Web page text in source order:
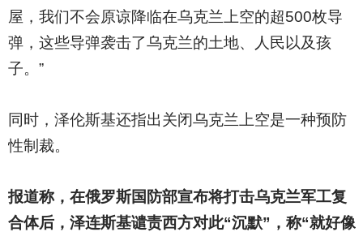
屋，我们不会原谅降临在乌克兰上空的超500枚导
弹，这些导弹袭击了乌克兰的土地、人民以及孩
子。”
同时，泽伦斯基还指出关闭乌克兰上空是一种预防
性制裁。
报道称，在俄罗斯国防部宣布将打击乌克兰军工复
合体后，泽连斯基谴责西方对此“沉默”，称“就好像